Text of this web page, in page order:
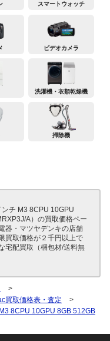
スマートウォッチ
ビデオカメラ
洗濯機・衣類乾燥機
掃除機
チ M3 8CPU 10GPU
A）の買取価格ペー
器・マツヤデンキの店舗
買取価格が２千円以上で
宅配買取（梱包材/送料無
>
買取価格表・査定
>
8CPU 10GPU 8GB 512GB